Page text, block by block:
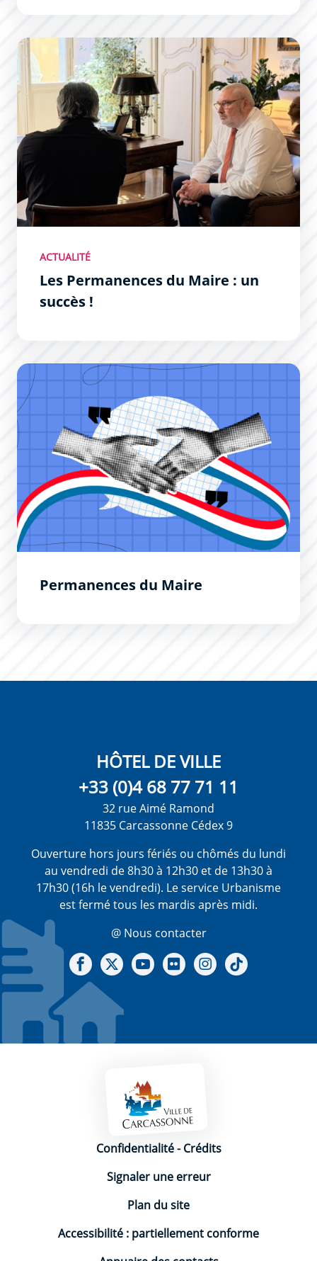
Les Permanences du Maire : un succès !
ACTUALITÉ
Les Permanences du Maire : un
succès !
Permanences du Maire
Permanences du Maire
HÔTEL DE VILLE
+33 (0)4 68 77 71 11
32 rue Aimé Ramond
11835 Carcassonne Cédex 9
Ouverture hors jours fériés ou chômés du lundi
au vendredi de 8h30 à 12h30 et de 13h30 à
17h30 (16h le vendredi). Le service Urbanisme
est fermé tous les mardis après midi.
@ Nous contacter
Notre Facebook
Notre X - (twitter)
Notre chaine Youtube
Notre Gallerie sur Flickr
Notre Instagram
Mentions légales
Confidentialité-Crédits
Signaler une erreur
Plan du site
Accessibilité : partiellement conforme